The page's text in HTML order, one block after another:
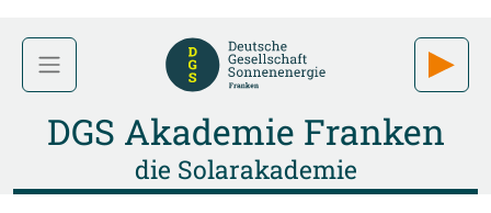
DGS Akademie Franken
die Solarakademie